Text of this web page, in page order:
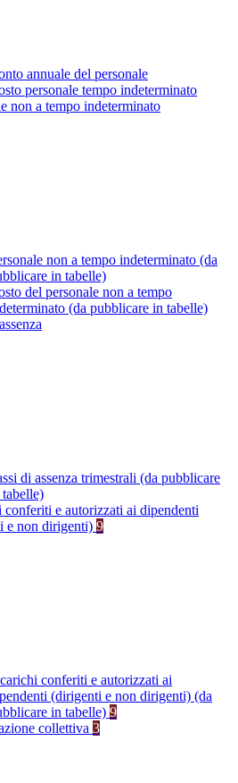
annuale del personale
personale tempo indeterminato
non a tempo indeterminato
non a tempo indeterminato (da
in tabelle)
del personale non a tempo
(da pubblicare in tabelle)
di assenza trimestrali (da pubblicare
conferiti e autorizzati ai dipendenti
e non dirigenti) 9
conferiti e autorizzati ai
(dirigenti e non dirigenti) (da
in tabelle) 9
collettiva 3